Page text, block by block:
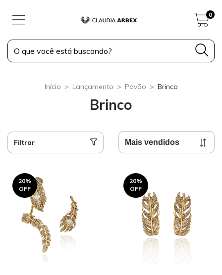
0
Início > Lançamento > Pavão > Brinco
Brinco
Filtrar
20%
OFF
20%
OFF